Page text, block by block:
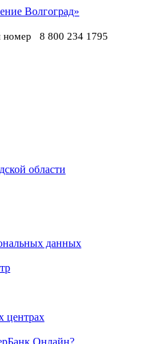
номер
8 800 234 1795
области
данных
центрах
Онлайн?